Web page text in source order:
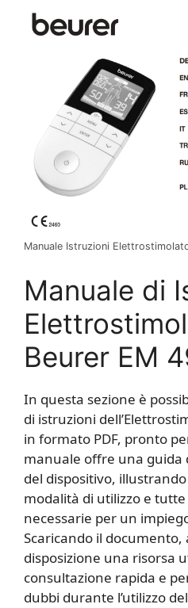
Manuale Istruzioni
Manuale di
Beurer EM
In questa sezione è
di istruzioni
in formato PDF, pronto
manuale offre una guida
del dispositivo,
modalità di utilizzo e
necessarie per un
Scaricando il
disposizione una risorsa
consultazione rapida e
dubbi durante l’utilizzo